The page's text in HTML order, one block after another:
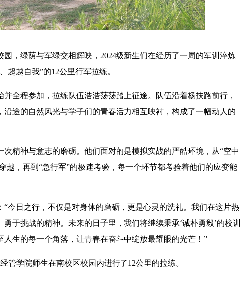
园，绿荫与军绿交相辉映，2024级新生们在经历了一周的军训淬炼
超越自我”的12公里行军拉练。
全程参加，拉练队伍浩浩荡荡踏上征途。队伍沿着杨扶路前行，
途的自然风光与学子们的青春活力相互映衬，构成了一幅动人的
精神与意志的磨砺。他们面对的是模拟实战的严酷环境，从“空中
越，再到“急行军”的极速考验，每一个环节都考验着他们的应变能
“今日之行，不仅是对身体的磨砺，更是心灵的洗礼。我们在这片热
于挑战的精神。未来的日子里，我们将继续秉承‘诚朴勇毅’的校训
生的每一个角落，让青春在奋斗中绽放最耀眼的光芒！”
管学院师生在南校区校园内进行了12公里的拉练。